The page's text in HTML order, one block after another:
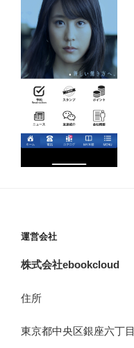
運営会社
株式会社ebookcloud
住所
東京都中央区銀座六丁目